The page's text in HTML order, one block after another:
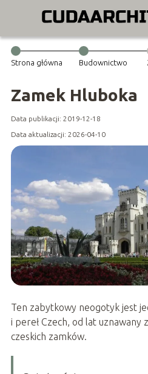
Strona główna Budownictwo
Zamek Hluboka
Data publikacji: 2019-12-18
Data aktualizacji: 2026-04-10
Ten zabytkowy neogotyk jest
i pereł Czech, od lat uznawany
czeskich zamków.